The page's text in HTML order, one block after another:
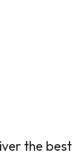
the best